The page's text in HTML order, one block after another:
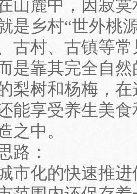
山麓中，因寂
是乡村“世外桃
古村、古镇等
是靠其完全自
梨树和杨梅，
能享受养生美
之中。
路：
市化的快速推